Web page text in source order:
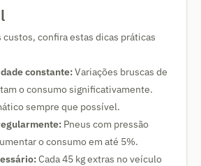
custos, confira estas dicas práticas
constante:Variações bruscas de
o consumo significativamente.
sempre que possível.
Pneus com pressão
o consumo em até 5%.
Cada 45 kg extras no veículo